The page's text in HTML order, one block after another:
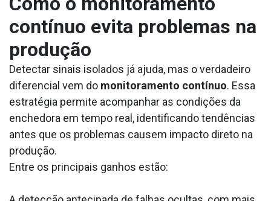
contínuo evita problemas na
produção
Detectar sinais isolados já ajuda, mas o verdadeiro
diferencial vem do monitoramento contínuo. Essa
estratégia permite acompanhar as condições da
enchedora em tempo real, identificando tendências
antes que os problemas causem impacto direto na
produção.
Entre os principais ganhos estão: